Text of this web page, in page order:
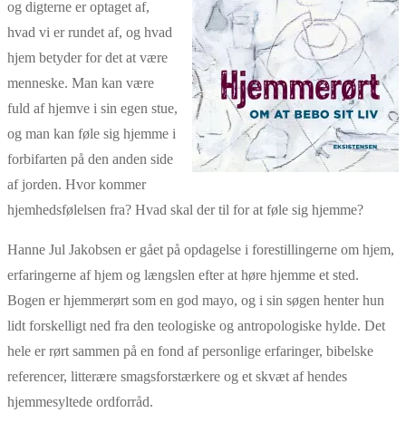
og digterne er optaget af,
hvad vi er rundet af, og hvad
hjem betyder for det at være
menneske. Man kan være
fuld af hjemve i sin egen stue,
og man kan føle sig hjemme i
forbifarten på den anden side
af jorden. Hvor kommer
hjemhedsfølelsen fra? Hvad skal der til for at føle sig hjemme?
Hanne Jul Jakobsen er gået på opdagelse i forestillingerne om hjem,
erfaringerne af hjem og længslen efter at høre hjemme et sted.
Bogen er hjemmerørt som en god mayo, og i sin søgen henter hun
lidt forskelligt ned fra den teologiske og antropologiske hylde. Det
hele er rørt sammen på en fond af personlige erfaringer, bibelske
referencer, litterære smagsforstærkere og et skvæt af hendes
hjemmesyltede ordforråd.